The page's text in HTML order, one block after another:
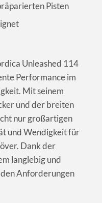
Pisten
Unleashed 114
Performance im
Mit seinem
und der breiten
nur großartigen
und Wendigkeit für
Dank der
langlebig und
Anforderungen